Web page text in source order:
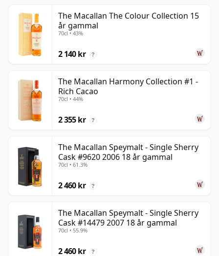
The Macallan The Colour Collection 15
år gammal
70cl • 43%
2 140 kr ?
The Macallan Harmony Collection #1 -
Rich Cacao
70cl • 44%
2 355 kr ?
The Macallan Speymalt - Single Sherry
Cask #9620 2006 18 år gammal
70cl • 61.3%
2 460 kr ?
The Macallan Speymalt - Single Sherry
Cask #14479 2007 18 år gammal
70cl • 55.9%
2 460 kr ?